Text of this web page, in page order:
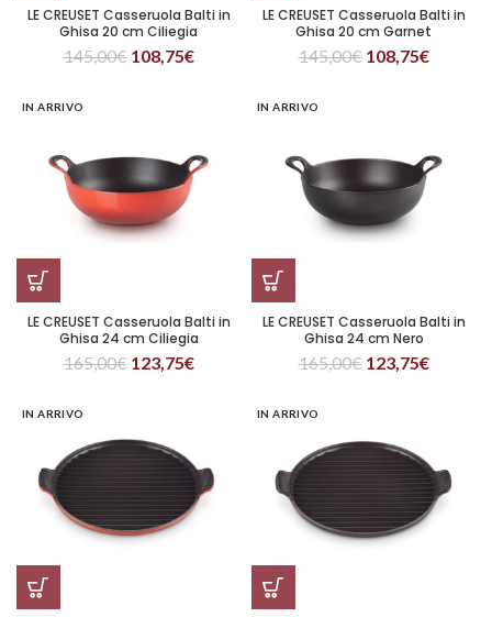
LE CREUSET Casseruola Balti in
Ghisa 20 cm Ciliegia
145,00€ 108,75€
LE CREUSET Casseruola Balti in
Ghisa 20 cm Garnet
145,00€ 108,75€
IN ARRIVO
LE CREUSET Casseruola Balti in
Ghisa 24 cm Ciliegia
165,00€ 123,75€
IN ARRIVO
LE CREUSET Casseruola Balti in
Ghisa 24 cm Nero
165,00€ 123,75€
IN ARRIVO IN ARRIVO